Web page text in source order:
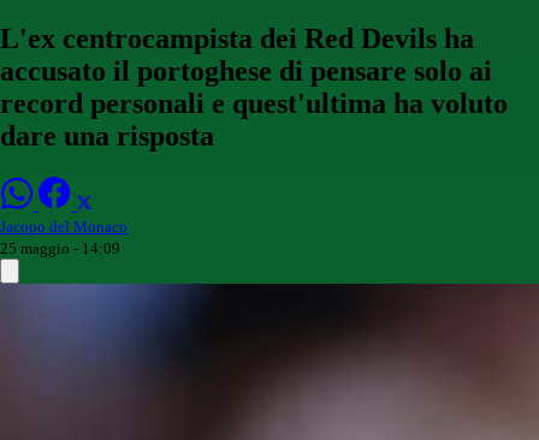
L'ex centrocampista dei Red Devils ha
accusato il portoghese di pensare solo ai
record personali e quest'ultima ha voluto
dare una risposta
Jacopo del Monaco
25 maggio - 14:09